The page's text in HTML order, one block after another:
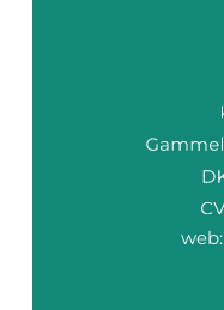
web: